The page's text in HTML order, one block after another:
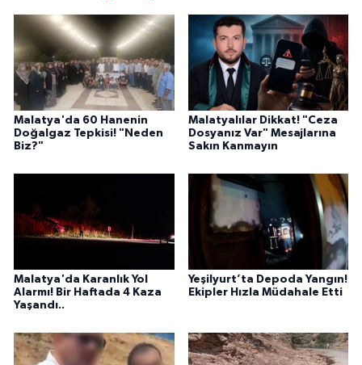
Malatya'da 60 Hanenin
Doğalgaz Tepkisi! "Neden
Biz?"
Malatyalılar Dikkat! "Ceza
Dosyanız Var" Mesajlarına
Sakın Kanmayın
Malatya'da Karanlık Yol
Alarmı! Bir Haftada 4 Kaza
Yaşandı..
Yeşilyurt’ta Depoda Yangın!
Ekipler Hızla Müdahale Etti